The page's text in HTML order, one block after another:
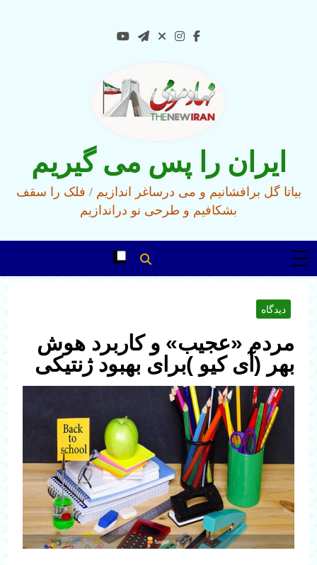
ایران را پس می گیریم
بیاتا گل برافشانیم و می درساغر اندازیم / فلک را سقف
بشکافیم و طرحی نو دراندازیم
دیدگاه
مردم «عجیب» و کاربرد هوش
بهر (آی کیو )برای بهبود ژنتیکی‎